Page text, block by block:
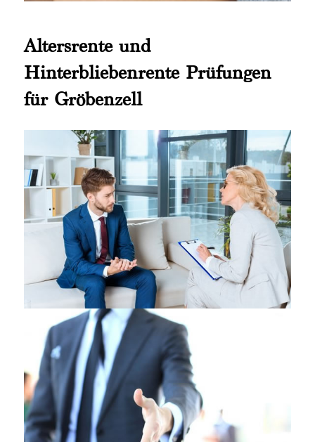
Altersrente und
Hinterbliebenrente Prüfungen
für Gröbenzell